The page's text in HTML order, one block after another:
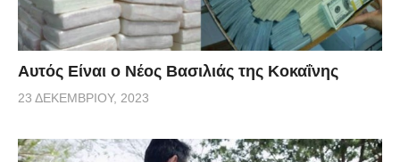
Αυτός Είναι ο Νέος Βασιλιάς της Κοκαΐνης
23 ΔΕΚΕΜΒΡΊΟΥ, 2023